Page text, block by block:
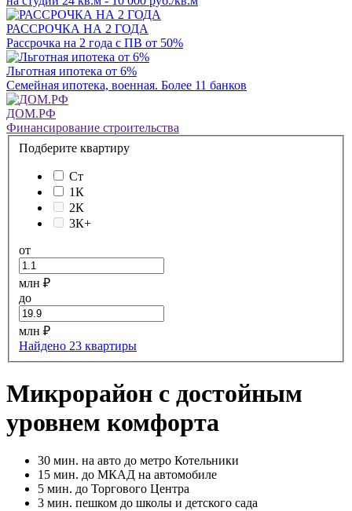
РАССРОЧКА НА 2 ГОДА
Рассрочка на 2 года с ПВ от 50%
Льготная ипотека от 6%
Семейная ипотека, военная. Более 11 банков
ДОМ.РФ
Финансирование строительства
Подберите квартиру
Ст
1К
2К
3К+
от
млн ₽
до
млн ₽
Найдено 23 квартиры
Микрорайон с достойным
уровнем комфорта
30 мин. на авто до метро Котельники
15 мин. до МКАД на автомобиле
5 мин. до Торгового Центра
3 мин. пешком до школы и детского сада